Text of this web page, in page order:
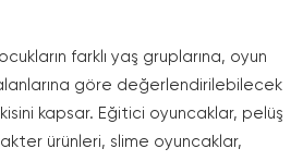
farklı yaş gruplarına, oyun
alanlarına göre değerlendirilebilecek
kapsar. Eğitici oyuncaklar, pelüş
ürünleri, slime oyuncaklar,